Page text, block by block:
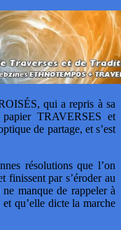
qui a repris à sa
TRAVERSES et
de partage, et s’est
résolutions que l’on
finissent par s’éroder au
manque de rappeler à
qu’elle dicte la marche